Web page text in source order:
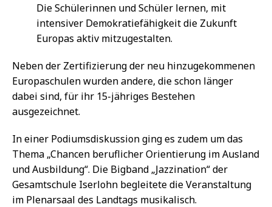
Die Schülerinnen und Schüler lernen, mit
intensiver Demokratiefähigkeit die Zukunft
Europas aktiv mitzugestalten.
Neben der Zertifizierung der neu hinzugekommenen
Europaschulen wurden andere, die schon länger
dabei sind, für ihr 15-jähriges Bestehen
ausgezeichnet.
In einer Podiumsdiskussion ging es zudem um das
Thema „Chancen beruflicher Orientierung im Ausland
und Ausbildung“. Die Bigband „Jazzination“ der
Gesamtschule Iserlohn begleitete die Veranstaltung
im Plenarsaal des Landtags musikalisch.